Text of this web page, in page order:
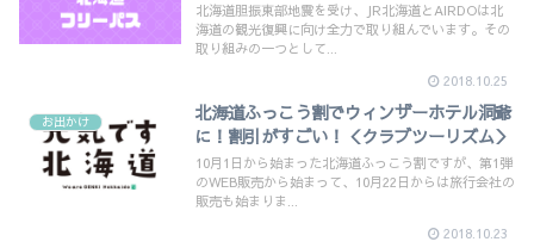
北海道胆振東部地震を受け、JR北海道とAIRDOは北
海道の観光復興に向け全力で取り組んでいます。その
取り組みの一つとして...
2018.10.25
お出かけ
北海道ふっこう割でウィンザーホテル洞爺
に！割引がすごい！＜クラブツーリズム＞
10月1日から始まった北海道ふっこう割ですが、第1弾
のWEB販売から始まって、10月22日からは旅行会社の
販売も始まりま...
2018.10.23